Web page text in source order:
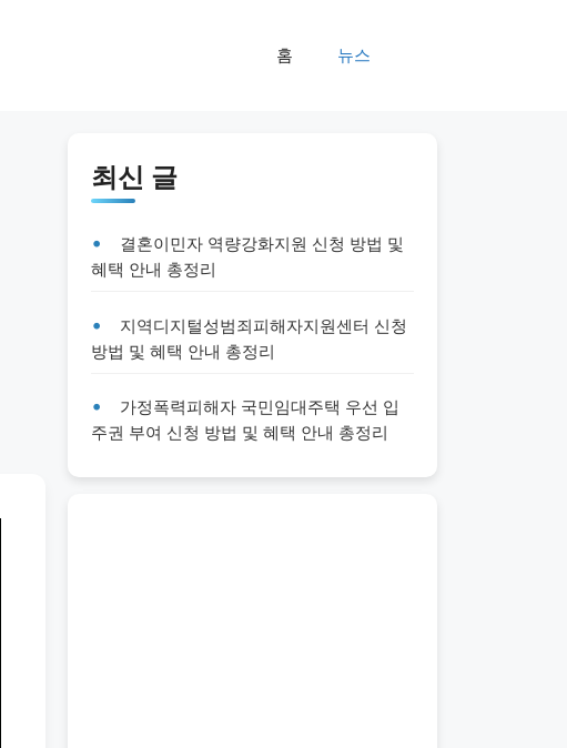
홈 뉴스
최신 글
결혼이민자 역량강화지원 신청 방법 및
혜택 안내 총정리
지역디지털성범죄피해자지원센터 신청
방법 및 혜택 안내 총정리
가정폭력피해자 국민임대주택 우선 입
주권 부여 신청 방법 및 혜택 안내 총정리